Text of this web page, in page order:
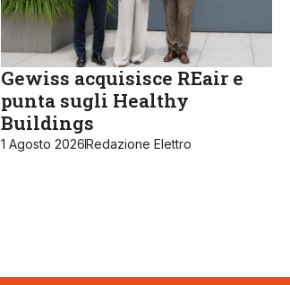
Gewiss acquisisce REair e
punta sugli Healthy
Buildings
1 Agosto 2026Redazione Elettro